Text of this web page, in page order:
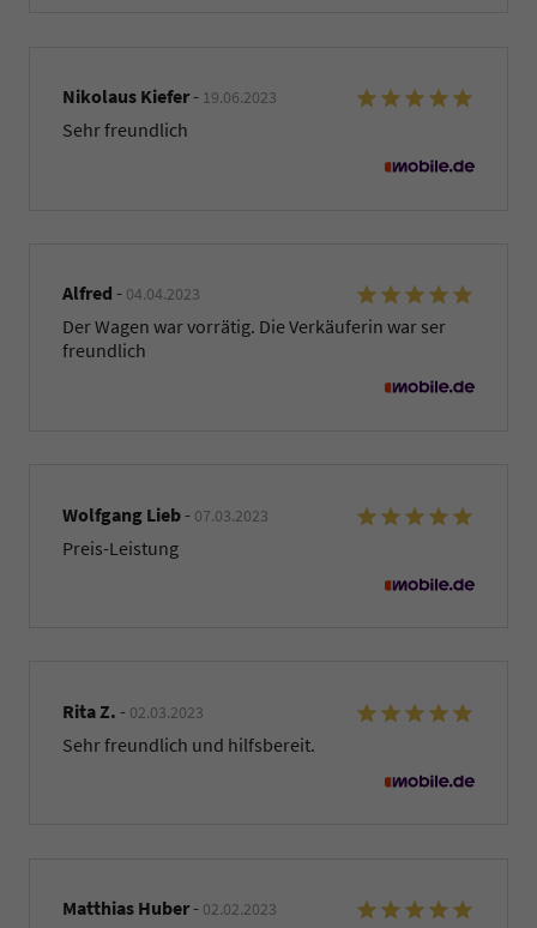
Nikolaus Kiefer- 19.06.2023
Sehr freundlich
Alfred - 04.04.2023
Der Wagen war vorrätig. Die Verkäuferin war ser
freundlich
Wolfgang Lieb- 07.03.2023
Preis-Leistung
Rita Z. - 02.03.2023
Sehr freundlich und hilfsbereit.
Matthias Huber- 02.02.2023